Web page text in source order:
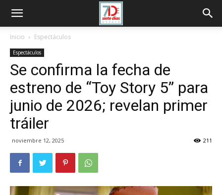
Inicio Espectáculos
Espectáculos
Se confirma la fecha de
estreno de “Toy Story 5” para
junio de 2026; revelan primer
tráiler
noviembre 12, 2025 211